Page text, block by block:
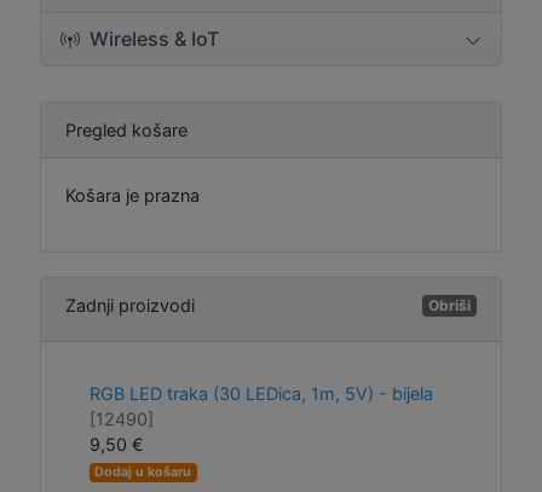
Wireless & IoT
Pregled košare
Košara je prazna
Zadnji proizvodi Obriši
RGB LED traka (30 LEDica, 1m, 5V) - bijela
[12490]
9,50 €
Dodaj u košaru